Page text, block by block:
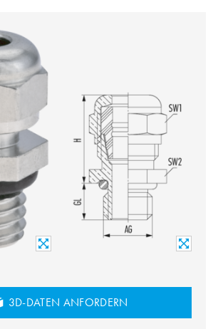
3D-DATEN ANFORDERN